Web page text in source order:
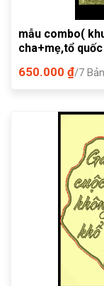
mẫu combo(
cha+mẹ,tổ
650.000 ₫/7